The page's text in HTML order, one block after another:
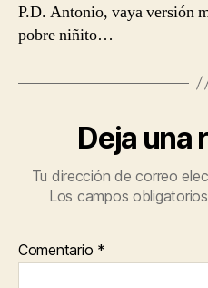
P.D. Antonio, vaya versión
pobre niñito…
Deja una
Tu dirección de correo
Los campos
Comentario *